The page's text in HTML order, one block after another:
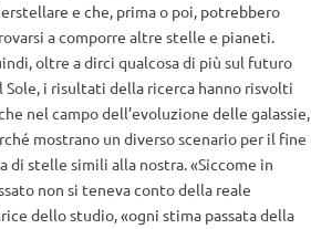
e che, prima o poi, potrebbero
a comporre altre stelle e pianeti.
oltre a dirci qualcosa di più sul futuro
Sole, i risultati della ricerca hanno risvolti
nel campo dell’evoluzione delle galassie,
mostrano un diverso scenario per il fine
di stelle simili alla nostra. «Siccome in
non si teneva conto della reale
dello studio, «ogni stima passata della